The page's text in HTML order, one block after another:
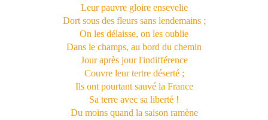
Leur pauvre gloire ensevelie
Dort sous des fleurs sans lendemains ;
On les délaisse, on les oublie
Dans le champs, au bord du chemin
Jour après jour l'indifférence
Couvre leur tertre déserté ;
Ils ont pourtant sauvé la France
Sa terre avec sa liberté !
Du moins quand la saison ramène